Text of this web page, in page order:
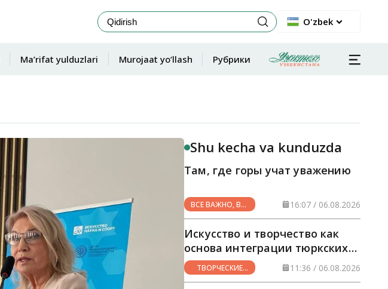
O'zbek
Ma’rifat yulduzlari Murojaat yo‘llash Рубрики
Shu kecha va kunduzda
Там, где горы учат уважению
ВСЕ ВАЖНО, ВСЕ
НУЖНО
16:07 / 06.08.2026
Искусство и творчество как
основа интеграции тюркских
стран
ТВОРЧЕСКИЕ
ГОРИЗОНТЫ
11:36 / 06.08.2026